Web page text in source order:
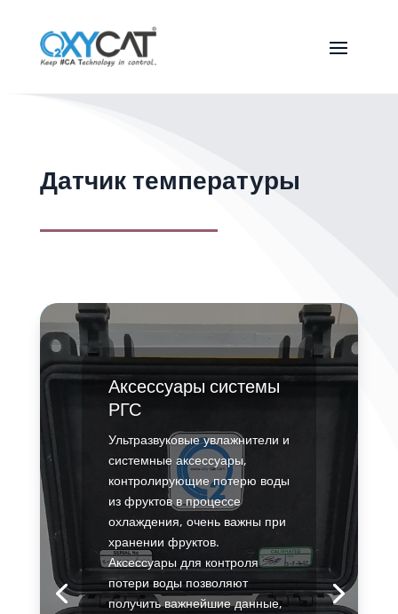
Датчик температуры
Аксессуары системы
РГС
Ультразвуковые увлажнители и
системные аксессуары,
контролирующие потерю воды
из фруктов в процессе
охлаждения, очень важны при
хранении фруктов.
Аксессуары для контроля
потери воды позволяют
получить важнейшие данные,